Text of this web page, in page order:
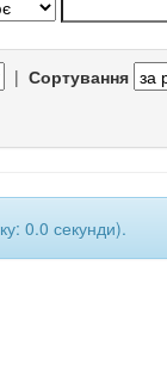
| Сортування
0.0 секунди).